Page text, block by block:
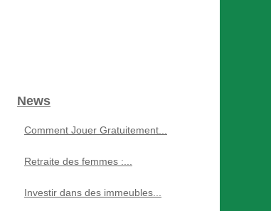
News
Comment Jouer Gratuitement...
Retraite des femmes :...
Investir dans des immeubles...